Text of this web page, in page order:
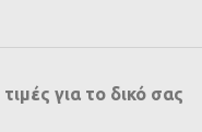
για το δικό σας